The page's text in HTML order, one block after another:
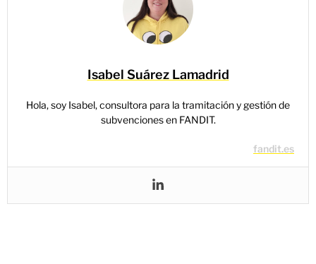
Isabel Suárez Lamadrid
Hola, soy Isabel, consultora para la tramitación y gestión de
subvenciones en FANDIT.
fandit.es